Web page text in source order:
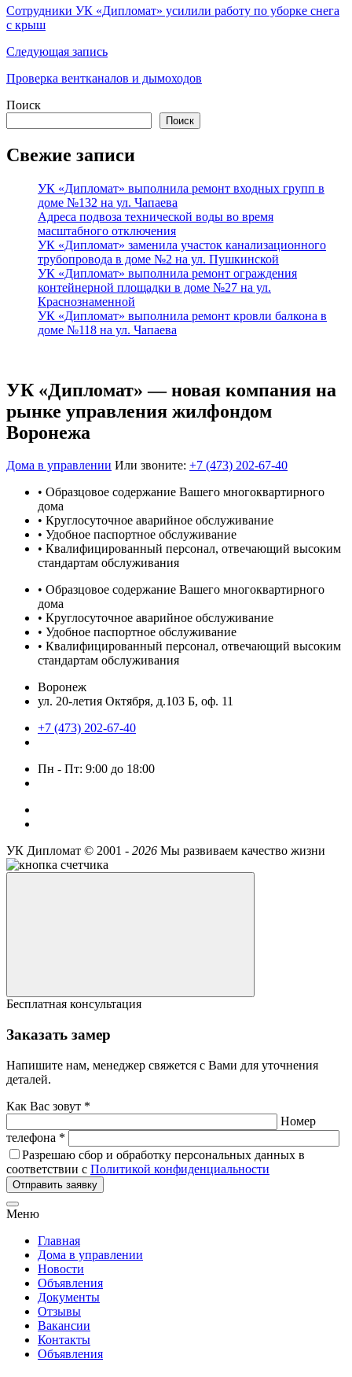
по
записям
Сотрудники УК «Дипломат» усилили работу по уборке снега
с крыш
Следующая запись
Проверка вентканалов и дымоходов
Поиск
Поиск
Свежие записи
УК «Дипломат» выполнила ремонт входных групп в
доме №132 на ул. Чапаева
Адреса подвоза технической воды во время
масштабного отключения
УК «Дипломат» заменила участок канализационного
трубопровода в доме №2 на ул. Пушкинской
УК «Дипломат» выполнила ремонт ограждения
контейнерной площадки в доме №27 на ул.
Краснознаменной
УК «Дипломат» выполнила ремонт кровли балкона в
доме №118 на ул. Чапаева
УК «Дипломат» — новая компания на
рынке управления жилфондом
Воронежа
Дома в управлении Или звоните: +7 (473) 202-67-40
• Образцовое содержание Вашего многоквартирного
дома
• Круглосуточное аварийное обслуживание
• Удобное паспортное обслуживание
• Квалифицированный персонал, отвечающий высоким
стандартам обслуживания
• Образцовое содержание Вашего многоквартирного
дома
• Круглосуточное аварийное обслуживание
• Удобное паспортное обслуживание
• Квалифицированный персонал, отвечающий высоким
стандартам обслуживания
Воронеж
ул. 20-летия Октября, д.103 Б, оф. 11
+7 (473) 202-67-40
Пн - Пт: 9:00 до 18:00
УК Дипломат © 2001 - 2026 Мы развиваем качество жизни
Бесплатная консультация
Заказать замер
Напишите нам, менеджер свяжется с Вами для уточнения
деталей.
Как Вас зовут *
Номер
телефона *
Разрешаю сбор и обработку персональных данных в
соответствии с Политикой конфиденциальности
Отправить заявку
Меню
Главная
Дома в управлении
Новости
Объявления
Документы
Отзывы
Вакансии
Контакты
Объявления